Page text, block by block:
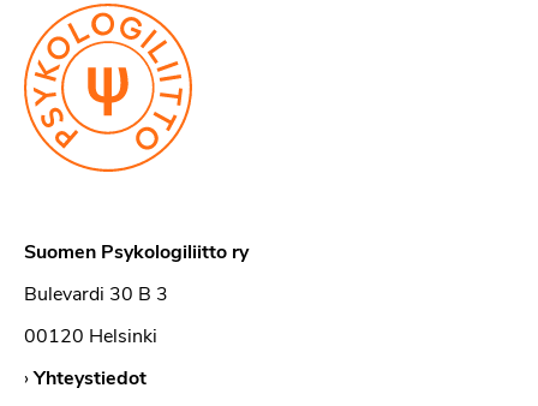
Suomen Psykologiliitto ry
Bulevardi 30 B 3
00120 Helsinki
›Yhteystiedot